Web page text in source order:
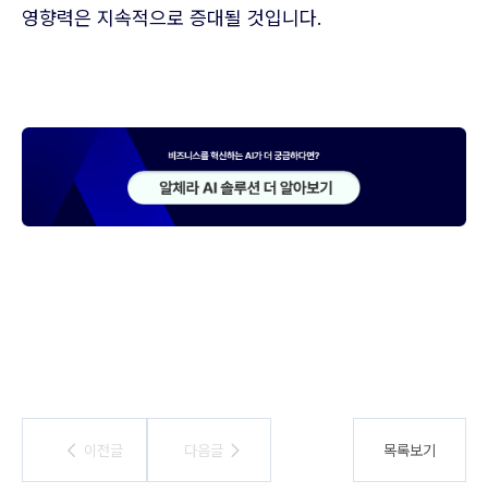
영향력은 지속적으로 증대될 것입니다.
이전글
이전글 다음글
다음글 목록보기